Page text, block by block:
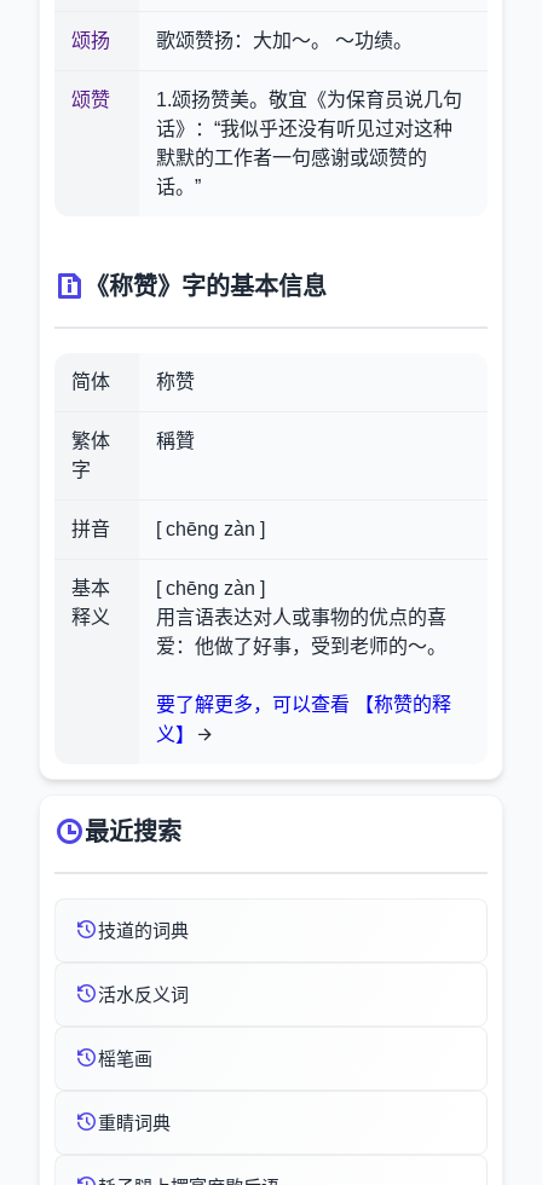
颂扬 歌颂赞扬：大加～。 ～功绩。
颂赞
1.颂扬赞美。敬宜《为保育员说几句
话》：“我似乎还没有听见过对这种
默默的工作者一句感谢或颂赞的
话。”
《称赞》字的基本信息
简体 称赞
繁体
字
稱贊
拼音 [ chēng zàn ]
基本
释义
[ chēng zàn ]
用言语表达对人或事物的优点的喜
爱：他做了好事，受到老师的～。
要了解更多，可以查看 【称赞的释
义】
最近搜索
技道的词典
活水反义词
榣笔画
重睛词典